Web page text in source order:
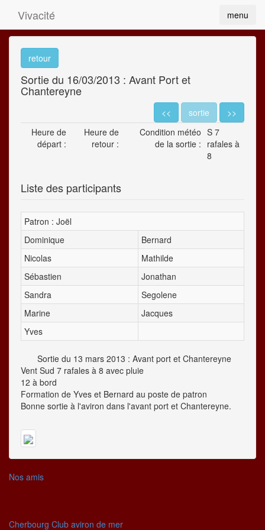
menu
Vivacité
retour
Sortie du 16/03/2013 : Avant Port et
Chantereyne
<< sortie
>>
Heure de
départ :
Heure de
retour :
Condition météo
de la sortie :
S 7
rafales à
8
Liste des participants
Patron : Joël
Dominique
Bernard
Nicolas
Mathilde
Sébastien
Jonathan
Sandra
Segolene
Marine
Jacques
Yves
Sortie du 13 mars 2013 : Avant port et Chantereyne
Vent Sud 7 rafales à 8 avec pluie
12 à bord
Formation de Yves et Bernard au poste de patron
Bonne sortie à l'aviron dans l'avant port et Chantereyne.
Nos amis
Cherbourg Club aviron de mer